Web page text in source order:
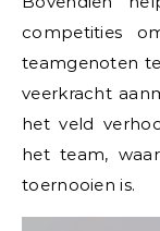
competities
teamgenoten
veerkracht
het veld
het team,
toernooien is.